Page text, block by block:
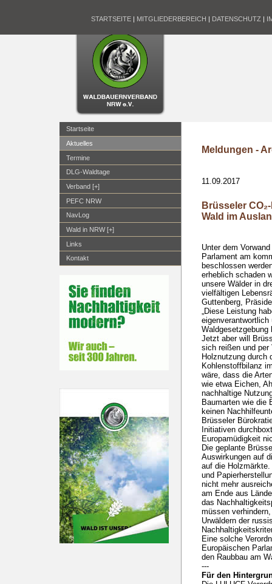
STARTSEITE | MITGLIEDERBEREICH | DATENSCHUTZ |
Startseite
Aktuelles
Termine
DLG-Waldtage
Verband [+]
PEFC NRW
NavLog
Wald in NRW [+]
Links
Kontakt
Meldungen -
11.09.2017
Brüsseler
Wald im
Unter dem
Parlament am
beschlossen
erheblich schaden
unsere Wälder in
vielfältigen
Guttenberg,
„Diese Leistung
Waldgesetzgebung
Jetzt aber will
sich reißen und per
Holznutzung durch
Kohlenstoffbilanz
wäre, dass die
wie etwa Eichen,
nachhaltige
Baumarten wie die
keinen
Brüsseler
Initiativen
Europamüdigkeit
Die geplante
Auswirkungen auf
auf die
und
nicht mehr
am Ende aus
das
müssen
Urwäldern der
Eine solche
Europäischen
den Raubbau am
---
Für den